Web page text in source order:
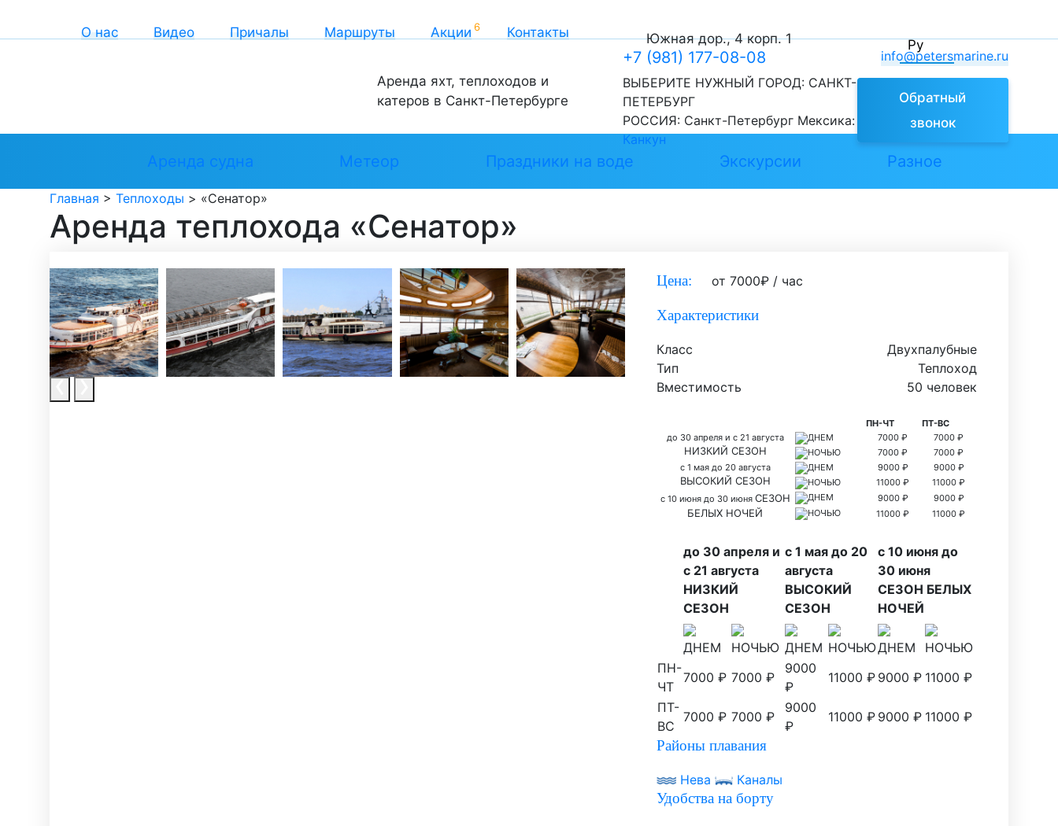
О нас Видео Причалы Маршруты Акции Контакты Южная дор., 4 корп. 1 Ру
Аренда яхт, теплоходов и
катеров в Санкт-Петербурге
+7 (981) 177-08-08
ВЫБЕРИТЕ НУЖНЫЙ ГОРОД: САНКТ-
ПЕТЕРБУРГ
РОССИЯ: Санкт-Петербург Мексика:
Канкун
info@petersmarine.ru
Обратный
звонок
Аренда судна Метеор Праздники на воде Экскурсии Разное
Главная > Теплоходы > «Сенатор»
Аренда теплохода «Сенатор»
Цена: от 7000₽ / час
Характеристики
Класс
Двухпалубные
Тип
Теплоход
Вместимость
50 человек
ПН-ЧТ
ПТ-ВС
до 30 апреля и с 21 августа
НИЗКИЙ СЕЗОН
ДНЕМ 7000 ₽
7000 ₽
НОЧЬЮ
7000 ₽
7000 ₽
с 1 мая до 20 августа
ВЫСОКИЙ СЕЗОН
ДНЕМ 9000 ₽
9000 ₽
НОЧЬЮ
11000 ₽
11000 ₽
с 10 июня до 30 июня СЕЗОН
БЕЛЫХ НОЧЕЙ
ДНЕМ 9000 ₽
9000 ₽
НОЧЬЮ
11000 ₽ 11000 ₽
до 30 апреля и
с 21 августа
НИЗКИЙ
СЕЗОН
с 1 мая до 20
августа
ВЫСОКИЙ
СЕЗОН
с 10 июня до
30 июня
СЕЗОН БЕЛЫХ
НОЧЕЙ
ДНЕМ НОЧЬЮ ДНЕМ НОЧЬЮДНЕМ
НОЧЬЮ
ПН-
ЧТ
7000 ₽ 7000 ₽
9000
₽
11000 ₽ 9000 ₽ 11000 ₽
ПТ-
ВС
7000 ₽ 7000 ₽
9000
₽
11000 ₽ 9000 ₽ 11000 ₽
Районы плавания
Нева Каналы
Удобства на борту